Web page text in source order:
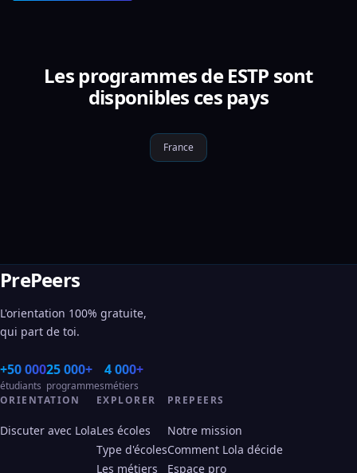
Les programmes de ESTP sont
disponibles ces pays
France
PrePeers
L'orientation 100% gratuite,
qui part de toi.
+50 000
étudiants
25 000+
programmes
4 000+
métiers
ORIENTATION
Discuter avec Lola
EXPLORER
Les écoles
Type d'écoles
Les métiers
PREPEERS
Notre mission
Comment Lola décide
Espace pro